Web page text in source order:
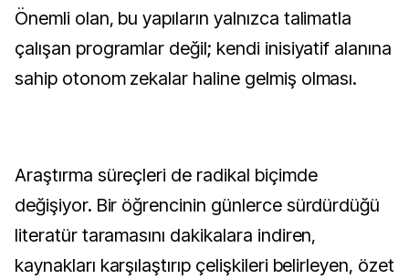
Önemli olan, bu yapıların yalnızca talimatla
çalışan programlar değil; kendi inisiyatif alanına
sahip otonom zekalar haline gelmiş olması.
Araştırma süreçleri de radikal biçimde
değişiyor. Bir öğrencinin günlerce sürdürdüğü
literatür taramasını dakikalara indiren,
kaynakları karşılaştırıp çelişkileri belirleyen, özet